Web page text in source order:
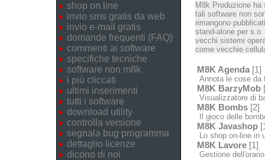
shop on line
invio sms gratis da web
invio e-mail gratis
domande frequenti (FAQ)
commenti ai software
specifiche tecniche
software non m8k
i più cliccati
ultimi inserimenti
tutti i software
download utility
controlla versione
segnala bug programma
dettaglio licenze
dicono di noi
M8k Produzione
tali software non
rimangono
stand-alone per
vecchi sistemi
come vecchie
M8K Agenda[1]
Annota le cose da
M8K BarzyMob
Visualizzatore di
M8K Bombs[2]
Il gioco delle
M8K Javashop
Lo shop on-line in
M8K Lavore[1]
Gestione